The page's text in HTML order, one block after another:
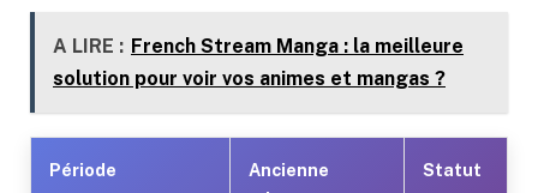
A LIRE : French Stream Manga : la meilleure
solution pour voir vos animes et mangas ?
Période
Ancienne
Statut